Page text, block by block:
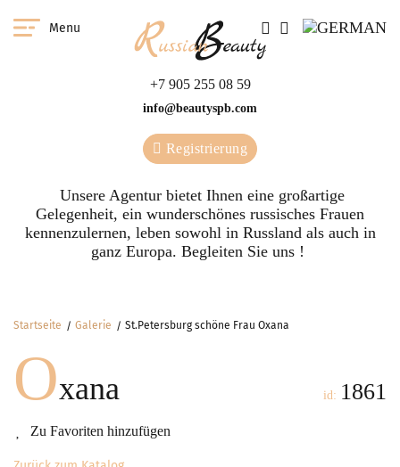
Menu
+7 905 255 08 59
info@beautyspb.com
Registrierung
Unsere Agentur bietet Ihnen eine großartige
Gelegenheit, ein wunderschönes russisches Frauen
kennenzulernen, leben sowohl in Russland als auch in
ganz Europa. Begleiten Sie uns !
Startseite Galerie St.Petersburg schöne Frau Oxana
Oxana
Zu Favoriten hinzufügen
id: 1861